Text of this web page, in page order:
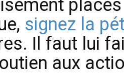
signez la
Il faut lui
aux